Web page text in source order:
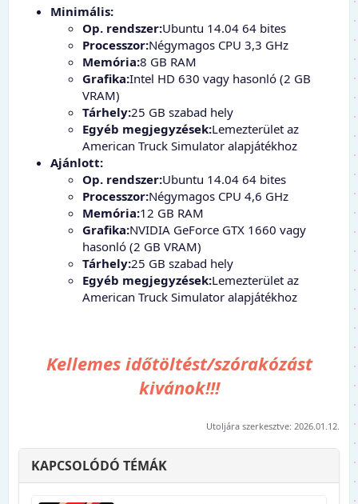
Minimális:
Op. rendszer:Ubuntu 14.04 64 bites
Processzor:Négymagos CPU 3,3 GHz
Memória:8 GB RAM
Grafika:Intel HD 630 vagy hasonló (2 GB
VRAM)
Tárhely:25 GB szabad hely
Egyéb megjegyzések:Lemezterület az
American Truck Simulator alapjátékhoz
Ajánlott:
Op. rendszer:Ubuntu 14.04 64 bites
Processzor:Négymagos CPU 4,6 GHz
Memória:12 GB RAM
Grafika:NVIDIA GeForce GTX 1660 vagy
hasonló (2 GB VRAM)
Tárhely:25 GB szabad hely
Egyéb megjegyzések:Lemezterület az
American Truck Simulator alapjátékhoz
Kellemes időtöltést/szórakózást
kivánok!!!
Utoljára szerkesztve: 2026.01.12.
KAPCSOLÓDÓ TÉMÁK